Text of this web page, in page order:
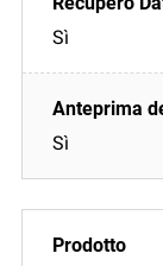
Sì
Sì